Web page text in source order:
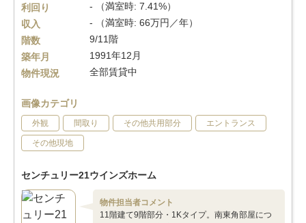
利回り
- （満室時: 7.41%）
収入
- （満室時: 66万円／年）
階数
9/11階
築年月
1991年12月
物件現況
全部賃貸中
画像カテゴリ
外観 間取り その他共用部分 エントランス
その他現地
センチュリー21ウインズホーム
物件担当者コメント
11階建て9階部分・1Kタイプ。南東角部屋につ